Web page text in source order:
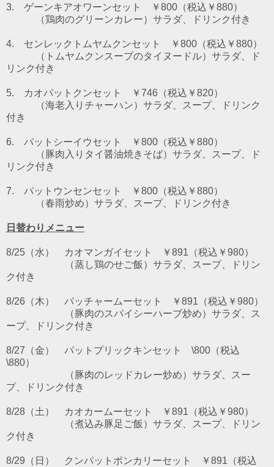
3. ゲーンキアオワーンセット ￥800（税込￥880）
（鶏肉のグリーンカレー） サラダ、ドリンク付き
4. センレックトムヤムクンセット ￥800（税込￥880）
（トムヤムクンスープのタイヌードル） サラダ、ド
リンク付き
5. カオパットクンセット ￥746（税込￥820）
（海老入りチャーハン）サラダ、スープ、ドリンク
付き
6. パットシーイウセット
￥800（税込￥880）
（豚肉入りタイ醤油焼きそば）サラダ、スープ、ド
リンク付き
7. パットウンセンセット
￥800（税込￥880）
（春雨炒め）サラダ、スープ、ドリンク付き
日替わりメニュー
8/25（水） カオマンガイセット ￥891（税込￥980）
（蒸し鶏のせご飯）サラダ、スープ、ドリン
ク付き
8/26（木） パッチャームーセット ￥891（税込￥980）
（豚肉のスパイシーハーブ炒め）サラダ、ス
ープ、ドリンク付き
8/27（金） パットプリックキンセット \800（税込
\880）
（豚肉のレッドカレー炒め）サラダ、スー
プ、ドリンク付き
8/28（土） カオカームーセット ￥891（税込￥980）
（煮込み豚足ご飯）サラダ、スープ、ドリン
ク付き
8/29（日） クンパットポンカリーセット ￥891（税込